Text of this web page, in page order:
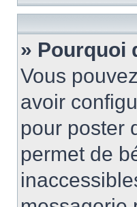
» Pourquoi
Vous
avoir
pour poster
permet de